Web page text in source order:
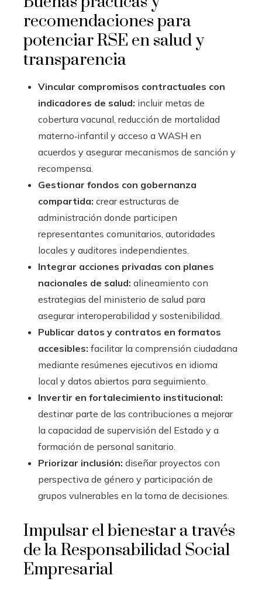
recomendaciones para
potenciar RSE en salud y
transparencia
Vincular compromisos contractuales con
indicadores de salud: incluir metas de
cobertura vacunal, reducción de mortalidad
materno‑infantil y acceso a WASH en
acuerdos y asegurar mecanismos de sanción y
recompensa.
Gestionar fondos con gobernanza
compartida: crear estructuras de
administración donde participen
representantes comunitarios, autoridades
locales y auditores independientes.
Integrar acciones privadas con planes
nacionales de salud: alineamiento con
estrategias del ministerio de salud para
asegurar interoperabilidad y sostenibilidad.
Publicar datos y contratos en formatos
accesibles: facilitar la comprensión ciudadana
mediante resúmenes ejecutivos en idioma
local y datos abiertos para seguimiento.
Invertir en fortalecimiento institucional:
destinar parte de las contribuciones a mejorar
la capacidad de supervisión del Estado y a
formación de personal sanitario.
Priorizar inclusión: diseñar proyectos con
perspectiva de género y participación de
grupos vulnerables en la toma de decisiones.
Impulsar el bienestar a través
de la Responsabilidad Social
Empresarial